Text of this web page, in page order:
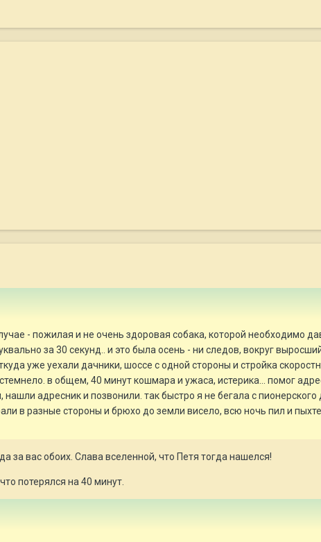
- пожилая и не очень здоровая собака, которой необходимо
за 30 секунд.. и это была осень - ни следов, вокруг
уже уехали дачники, шоссе с одной стороны и стройка
в общем, 40 минут кошмара и ужаса, истерика... помог
адресник и позвонили. так быстро я не бегала с пионерского
в разные стороны и брюхо до земли висело, всю ночь пил и
за вас обоих. Слава вселенной, что Петя тогда нашелся!
потерялся на 40 минут.